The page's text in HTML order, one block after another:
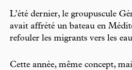
L’été dernier, le groupuscule
avait affrété un bateau en
refouler les migrants vers les
Cette année, même concept,